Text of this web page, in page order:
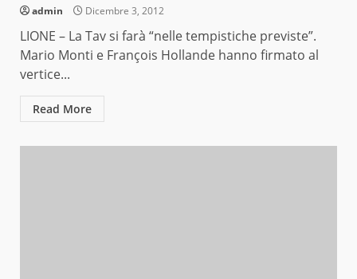
admin Dicembre 3, 2012
LIONE – La Tav si farà “nelle tempistiche previste”.
Mario Monti e François Hollande hanno firmato al
vertice...
Read More